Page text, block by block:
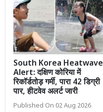
South Korea Heatwave
Alert: दक्षिण कोरिया में
रिकॉर्डतोड़ गर्मी, पारा 42 डिग्री
पार, हीटवेव अलर्ट जारी
Published On 02 Aug 2026